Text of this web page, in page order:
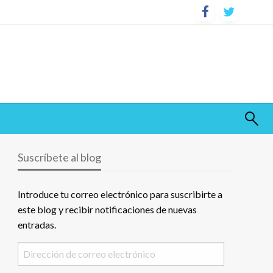
Suscríbete al blog
Introduce tu correo electrónico para suscribirte a
este blog y recibir notificaciones de nuevas
entradas.
Dirección
de